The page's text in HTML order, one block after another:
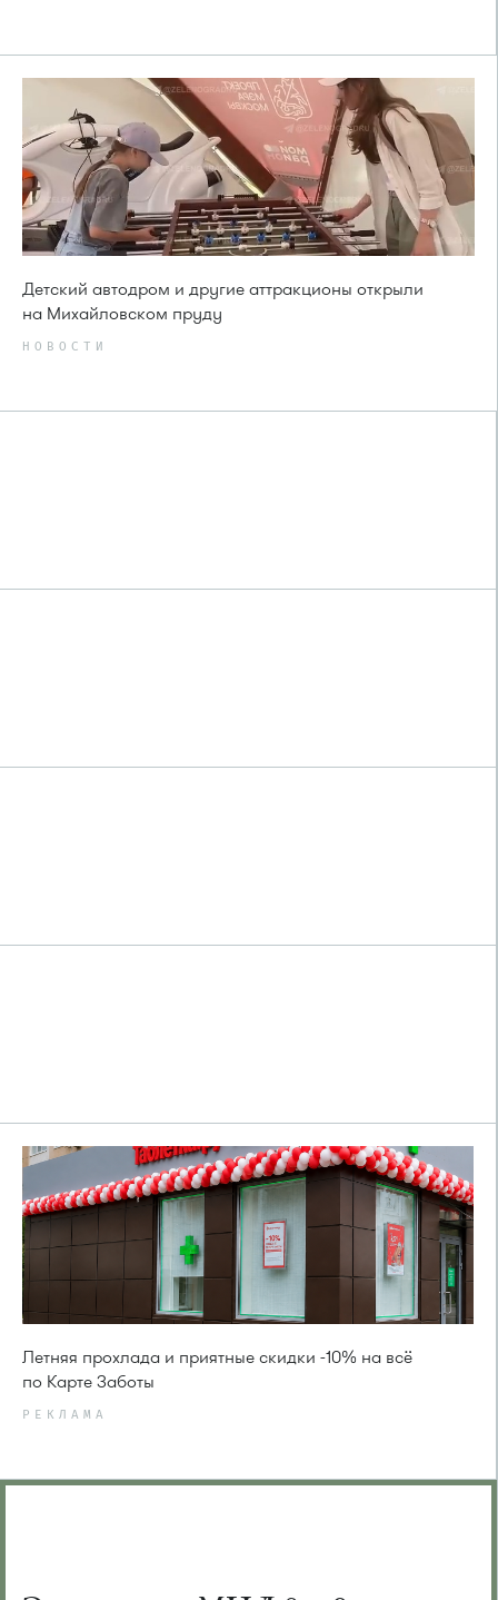
Детский автодром и другие аттракционы открыли
на Михайловском пруду
НОВОСТИ
Летняя прохлада и приятные скидки -10% на всё
по Карте Заботы
РЕКЛАМА